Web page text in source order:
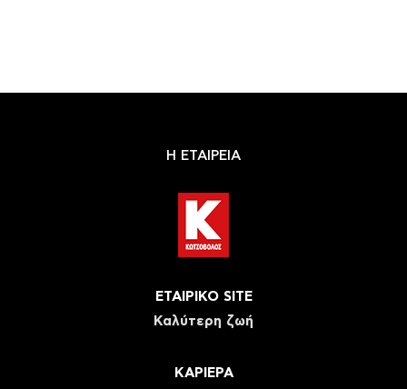
Η ΕΤΑΙΡΕΙΑ
ΕΤΑΙΡΙΚΟ SITE
Καλύτερη ζωή
ΚΑΡΙΕΡΑ